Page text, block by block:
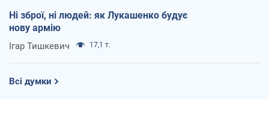
Ні зброї, ні людей: як Лукашенко будує
нову армію
Ігар Тишкевич 17,1 т.
Всі думки